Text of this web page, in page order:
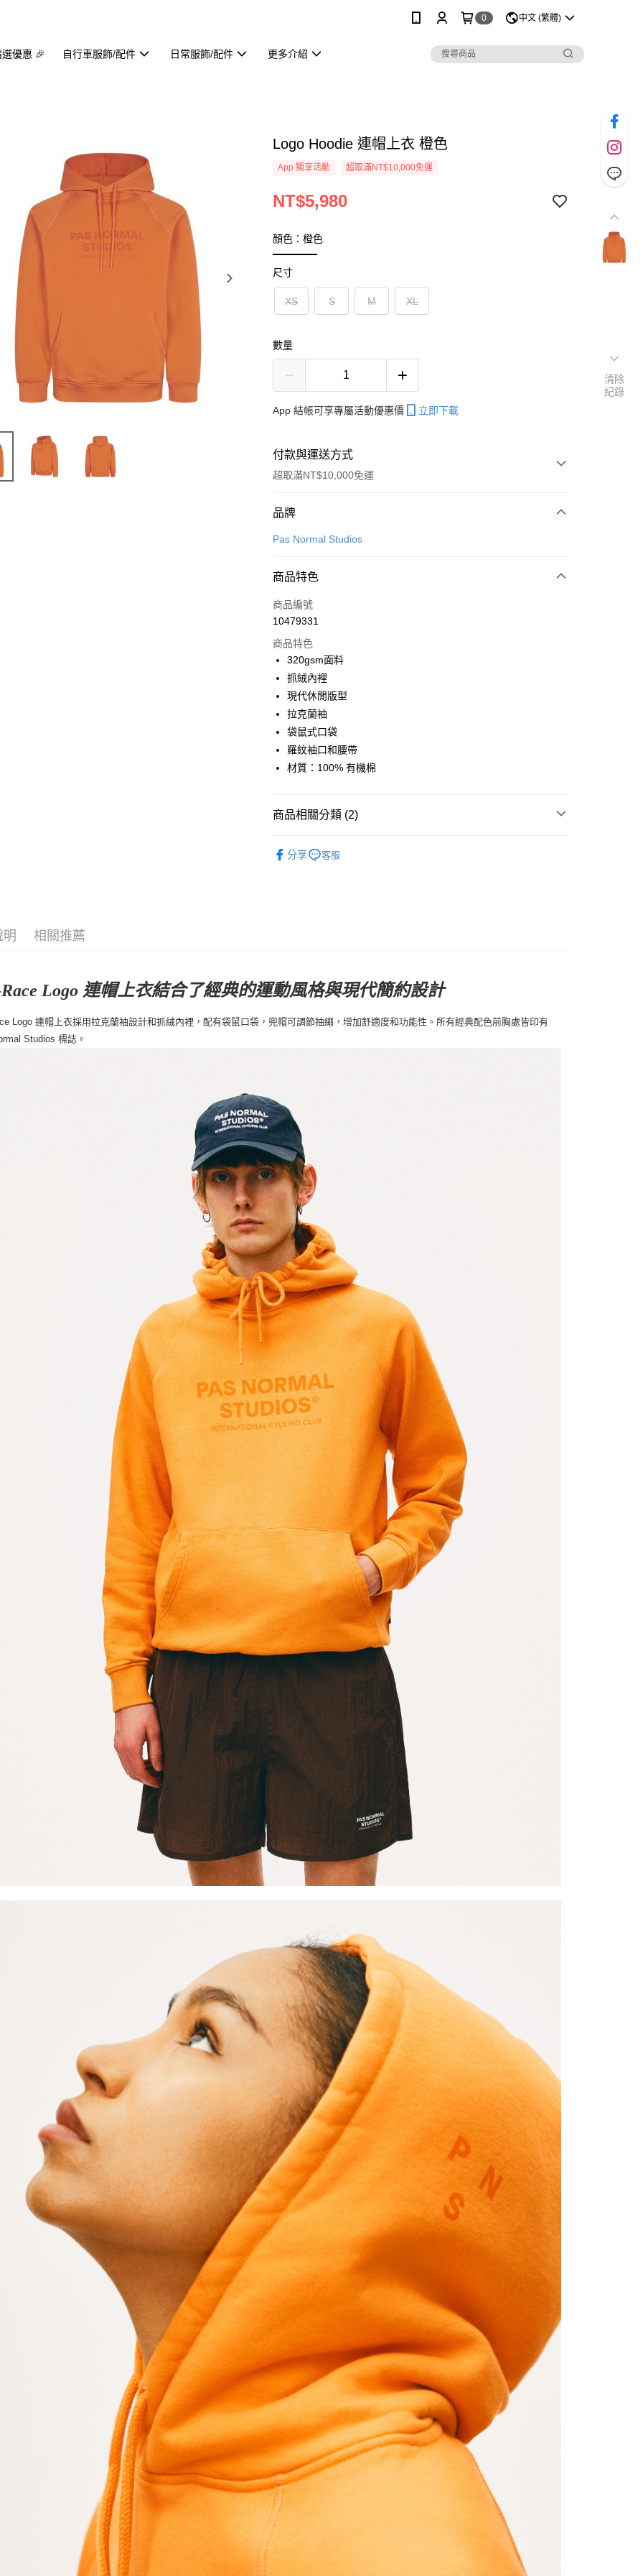
0 中文 (繁體)
優惠 🎉 自行車服飾/配件 日常服飾/配件 更多介紹
Logo Hoodie 連帽上衣 橙色
App 獨享活動 超取滿NT$10,000免運
NT$5,980
顏色：橙色
尺寸
XS S M XL
數量
App 結帳可享專屬活動優惠價 立即下載
付款與運送方式
超取滿NT$10,000免運
付款方式
信用卡一次付款
Apple Pay
Google Pay
運送方式
全家店到店
每筆NT$80，滿NT$10,000(含以上)免運費
付款後全家取貨
7-11店到店
付款後7-11取貨
品牌
Pas Normal Studios
商品特色
商品編號
10479331
商品特色
320gsm面料
抓絨內裡
現代休閒版型
拉克蘭袖
袋鼠式口袋
羅紋袖口和腰帶
材質：100% 有機棉
商品相關分類 (2)
分享 客服
明 相關推薦
Logo 連帽上衣結合了經典的運動風格與現代簡約設計
Logo 連帽上衣採用拉克蘭袖設計和抓絨內裡，配有袋鼠口袋，兜帽可調節抽繩，增加舒適度和功能性。所有經典配色前胸處皆印有
Studios 標誌。
清除
紀錄